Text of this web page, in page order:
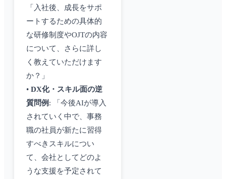
「入社後、成長をサポ
ートするための具体的
な研修制度やOJTの内容
について、さらに詳し
く教えていただけます
か？」
• DX化・スキル面の逆
質問例 : 「今後AIが導入
されていく中で、事務
職の社員が新たに習得
すべきスキルについ
て、会社としてどのよ
うな支援を予定されて